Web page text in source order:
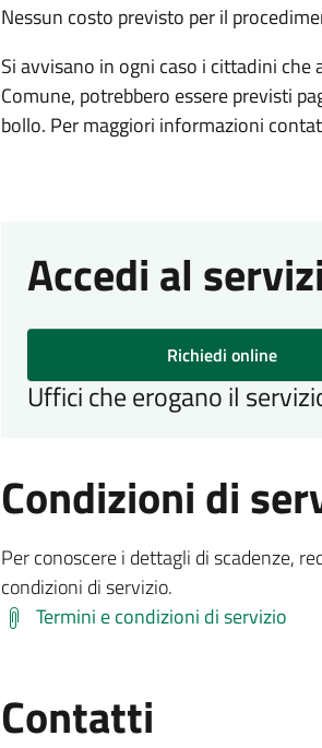
Nessun costo previsto per il
Si avvisano in ogni caso i cittadini
Comune, potrebbero essere previsti
bollo. Per maggiori informazioni
Accedi al
Richiedi online
Uffici che erogano il
Condizioni di
Per conoscere i dettagli di scadenze,
condizioni di servizio.
Termini e condizioni di servizio
Contatti